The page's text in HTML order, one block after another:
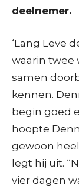
deelnemer.
‘Lang Leve
waarin twee
samen
kennen.
begin goed
hoopte
gewoon
legt hij uit.
vier dagen